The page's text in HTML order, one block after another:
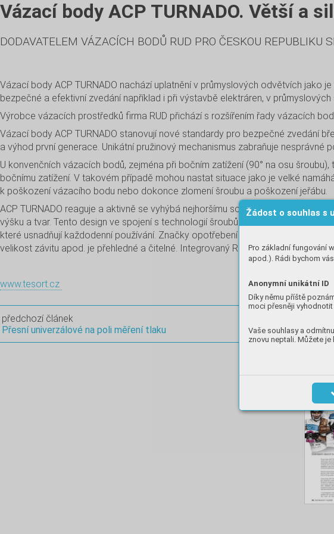
Žádost o souhlas s
Pro základní fungování
apod.). Rádi bychom
Anonymní unikátní ID
Díky němu příště
moci přesněji
Vaše souhlasy a
znovu neptali. Můžete
Vázací body ACP TURNADO. Větší a
DODAVATELEM VÁZACÍCH BODŮ RUD PRO ČESKOU REPUBLIKU
Vázací body ACP TURNADO nachází uplatnění v průmyslových odvětvích jako
bezpečné a efektivní zvedání například i při výstavbě elektráren, v
Výrobce vázacích prostředků firma RUD přichází s rozšířením řady vázacích
Vázací body ACP TURNADO stanovují nové standardy pro bezpečné zvedání
a výhod první generace. Unikátní pružinový mechanismus zabraňuje
U konvenčních vázacích bodů, zejména při bočním zatížení (90° na osu
bočnímu zatížení. V takovém případě mohou nastat situace jako je velké
k poškození vázacího bodu nebo dokonce zlomení šroubu a poškození jeřábu.
ACP TURNADO reaguje a aktivně se vyhýbá nejhoršímu scénáři při bočním
výšku a tvar. Tento design ve spojení s technologií šroubů ze speciální oceli
které usnadňují každodenní používání. Značky opotřebení vázacího bodu
velikost závitu apod. je přehledné a čitelné. Integrovaný RFID čip usnadňuje
www.tesort.cz
předchozí článek
Přesní univerzálové na poli měření tlaku